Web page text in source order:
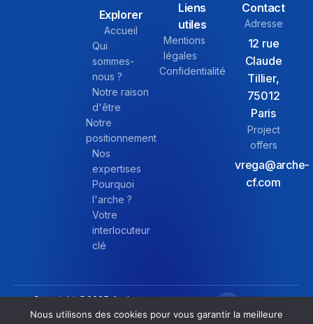
Explorer
Accueil
Qui
sommes-
nous ?
Notre raison
d'être
Notre
positionnement
Nos
expertises
Pourquoi
l'arche ?
Votre
interlocuteur
clé
Liens
utiles
Mentions
légales
Confidentialité
Contact
Adresse
12 rue
Claude
Tillier,
75012
Paris
Project
offers
vrega@arche-
cf.com
Copyright ©2025 Arche
Corporate Finance – Tous
Nous utilisons des cookies pour vous garantir la meilleure